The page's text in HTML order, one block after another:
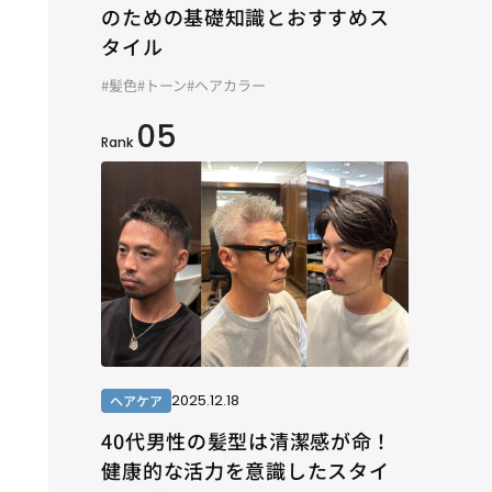
のための基礎知識とおすすめス
タイル
#髪色#トーン#ヘアカラー
Rank 05
ヘアケア 2025.12.18
40代男性の髪型は清潔感が命！
健康的な活力を意識したスタイ